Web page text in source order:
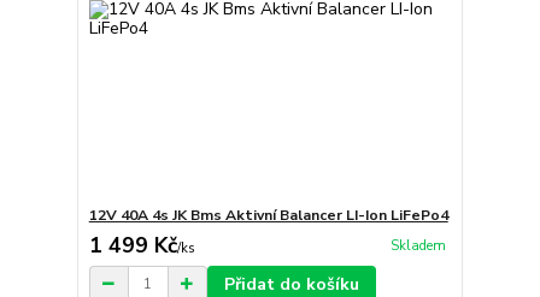
12V 40A 4s JK Bms Aktivní Balancer LI-Ion LiFePo4
1 499 Kč/ks Skladem
Přidat do košíku